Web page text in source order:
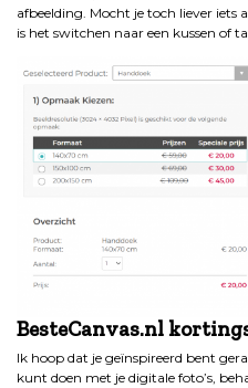
afbeelding. Mocht je toch liever iets
is het switchen naar een kussen of
BesteCanvas.nl
Ik hoop dat je geïnspireerd bent
kunt doen met je digitale foto’s,